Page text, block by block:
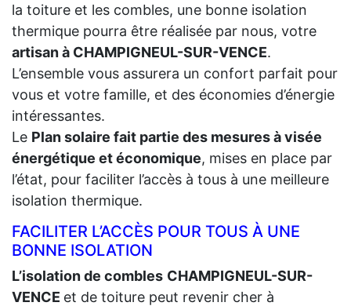
la toiture et les combles, une bonne isolation
thermique pourra être réalisée par nous, votre
artisan à CHAMPIGNEUL-SUR-VENCE.
L’ensemble vous assurera un confort parfait pour
vous et votre famille, et des économies d’énergie
intéressantes.
Le Plan solaire fait partie des mesures à visée
énergétique et économique, mises en place par
l’état, pour faciliter l’accès à tous à une meilleure
isolation thermique.
FACILITER L’ACCÈS POUR TOUS À UNE
BONNE ISOLATION
L’isolation de combles CHAMPIGNEUL-SUR-
VENCE et de toiture peut revenir cher à